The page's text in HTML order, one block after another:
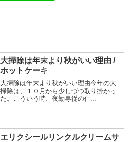
大掃除は年末より秋がいい理由 /
ホットケーキ
大掃除は年末より秋がいい理由今年の大
掃除は、１０月から少しづつ取り掛かっ
た。こういう時、夜勤専従の仕...
エリクシールリンクルクリームサ